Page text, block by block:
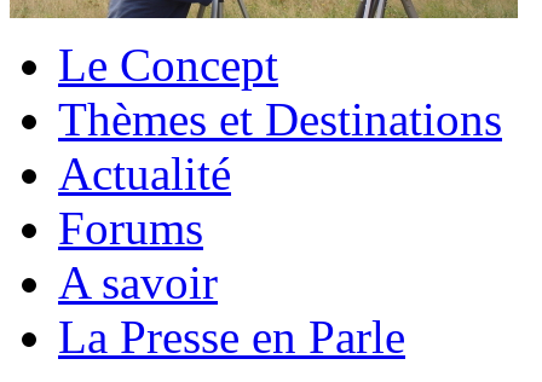
Le Concept
Thèmes et Destinations
Actualité
Forums
A savoir
La Presse en Parle